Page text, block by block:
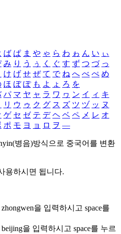
ば ぱ ま や ゃ ら わ ゎ ん い ぃ
み り う ぅ く ぐ す ず つ づ っ
け げ せ ぜ て で ね へ べ ぺ め
ほ ぼ ぽ も よ ょ ろ を
パ マ ヤ ャ ラ ワ ヮ ン イ ィ キ
リ ウ ゥ ク グ ス ズ ツ ヅ ッ ヌ
ゲ セ ゼ テ デ ヘ ベ ペ メ レ オ
ポ モ ヨ ョ ロ ヲ ―
병음)방식으로 중국어를 변환
용하시면 됩니다.
zhongwen을 입력하시고 space를
beijing을 입력하시고 space를 누르